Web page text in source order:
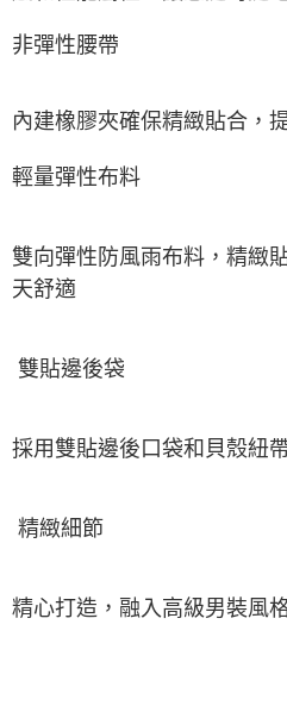
非彈性腰帶
內建橡膠夾確保精緻貼合，
輕量彈性布料
雙向彈性防風雨布料，精緻
天舒適
雙貼邊後袋
採用雙貼邊後口袋和貝殼紐
精緻細節
精心打造，融入高級男裝風